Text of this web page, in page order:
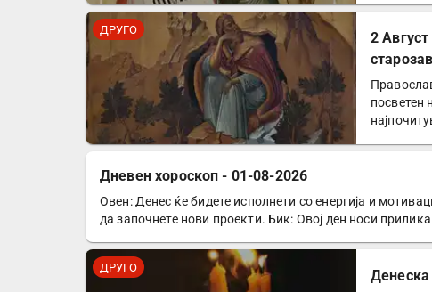
ДРУГО
2
посветен
ДРУГО
Дневен хороскоп - 01-08-2026
Овен: Денес ќе бидете исполнети со енергија и
да започнете нови проекти. Бик: Овој ден носи
ДРУГО
Денеска